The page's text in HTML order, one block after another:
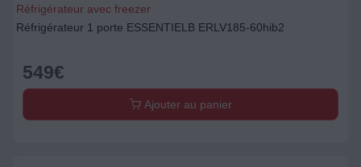
Réfrigérateur avec freezer
Réfrigérateur 1 porte ESSENTIELB ERLV185-60hib2
549€
Ajouter au panier